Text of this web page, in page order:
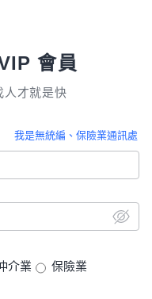
會員
人才就是快
我是無統編、保險業通訊處
介業
保險業